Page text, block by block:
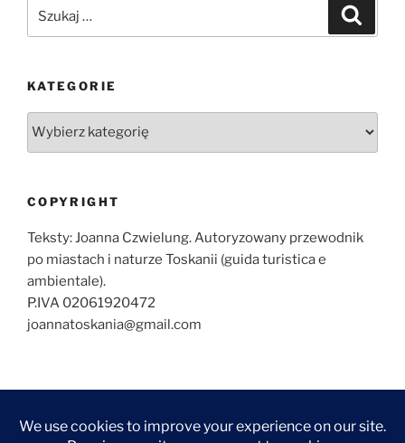
KATEGORIE
COPYRIGHT
Teksty: Joanna Czwielung. Autoryzowany przewodnik
po miastach i naturze Toskanii (guida turistica e
ambientale).
P.IVA 02061920472
joannatoskania@gmail.com
O ZWIEDZANIEZWIEDZANIEWYCIECZKIKONTAKTNAJCZĘŚCIEJ